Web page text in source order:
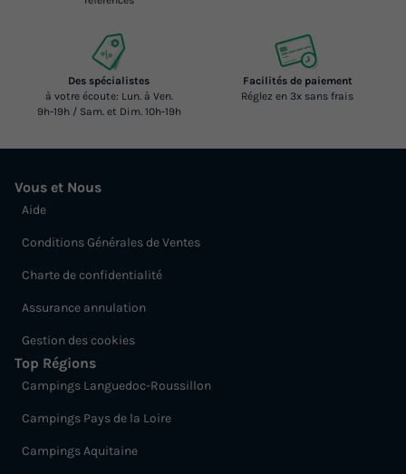
Des spécialistes
à votre écoute: Lun. à Ven.
9h-19h / Sam. et Dim. 10h-19h
Facilités de paiement
Réglez en 3x sans frais
Vous et Nous
Aide
Conditions Générales de Ventes
Charte de confidentialité
Assurance annulation
Gestion des cookies
Top Régions
Campings Languedoc-Roussillon
Campings Pays de la Loire
Campings Aquitaine